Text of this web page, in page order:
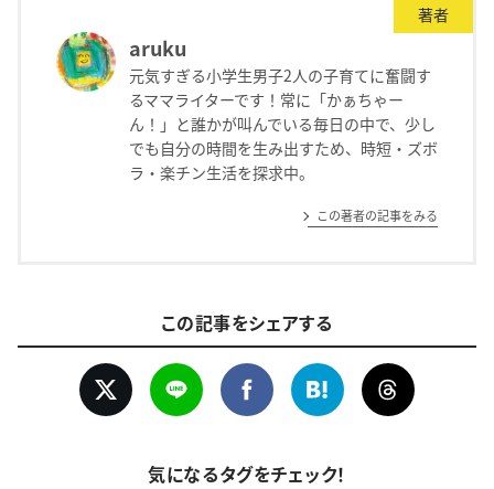
著者
aruku
元気すぎる小学生男子2人の子育てに奮闘す
るママライターです！常に「かぁちゃー
ん！」と誰かが叫んでいる毎日の中で、少し
でも自分の時間を生み出すため、時短・ズボ
ラ・楽チン生活を探求中。
この著者の記事をみる
この記事をシェアする
気になるタグをチェック！